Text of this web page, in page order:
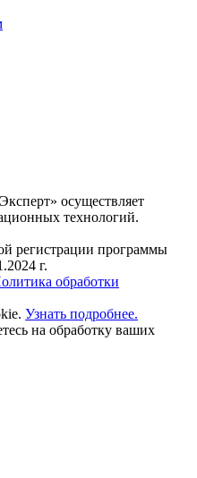
осуществляет
технологий.
регистрации программы
г.
обработки
Узнать подробнее.
на обработку ваших